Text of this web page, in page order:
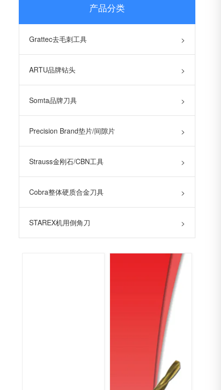
产品分类
Grattec去毛刺工具 >
ARTU品牌钻头 >
Somta品牌刀具 >
Precision Brand垫片/间隙片 >
Strauss金刚石/CBN工具 >
Cobra整体硬质合金刀具 >
STAREX机用倒角刀 >